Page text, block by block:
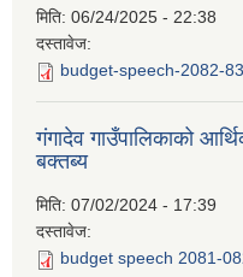
मिति: 06/24/2025 - 22:38
दस्तावेज:
budget-speech-2082-
गंगादेव गाउँपालिकाको
बक्तब्य
मिति: 07/02/2024 - 17:39
दस्तावेज:
budget speech 2081-